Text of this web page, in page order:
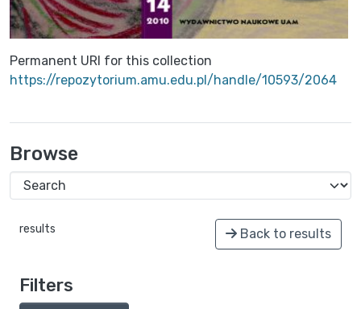
Permanent URI for this collection
https://repozytorium.amu.edu.pl/handle/10593/2064
Browse
results Back to results
Filters